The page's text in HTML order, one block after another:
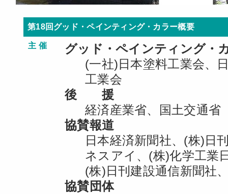
第18回グッド・ペインティング・カラー概要
主 催
グッド・ペインティング・
(一社)日本塗料工業会、
工業会
後 援
経済産業省、国土交通省
協賛報道
日本経済新聞社、(株)日
ネスアイ、(株)化学工業
(株)日刊建設通信新聞社
協賛団体